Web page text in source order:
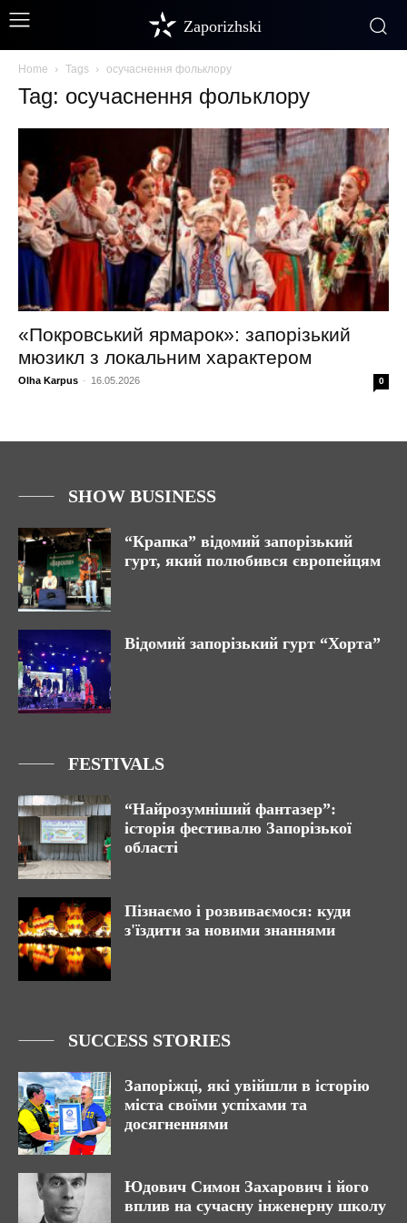
Zaporizhski
Home Tags осучаснення фольклору
Tag: осучаснення фольклору
«Покровський ярмарок»: запорізький
мюзикл з локальним характером
Olha Karpus - 16.05.2026 0
SHOW BUSINESS
“Крапка” відомий запорізький
гурт, який полюбився європейцям
Відомий запорізький гурт “Хорта”
FESTIVALS
“Найрозумніший фантазер”:
історія фестивалю Запорізької
області
Пізнаємо і розвиваємося: куди
з'їздити за новими знаннями
SUCCESS STORIES
Запоріжці, які увійшли в історію
міста своїми успіхами та
досягненнями
Юдович Симон Захарович і його
вплив на сучасну інженерну школу